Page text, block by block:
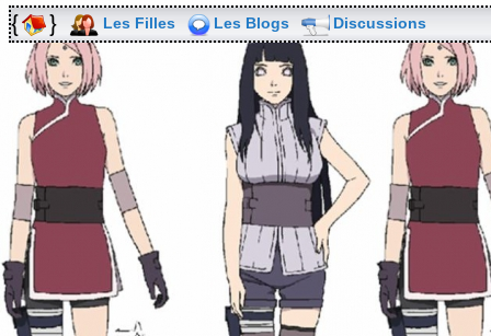
Les Filles Les Blogs Discussions